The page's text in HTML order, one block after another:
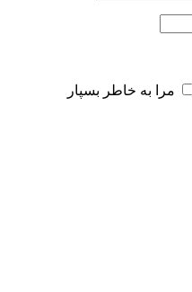
مرا به خاطر بسپار